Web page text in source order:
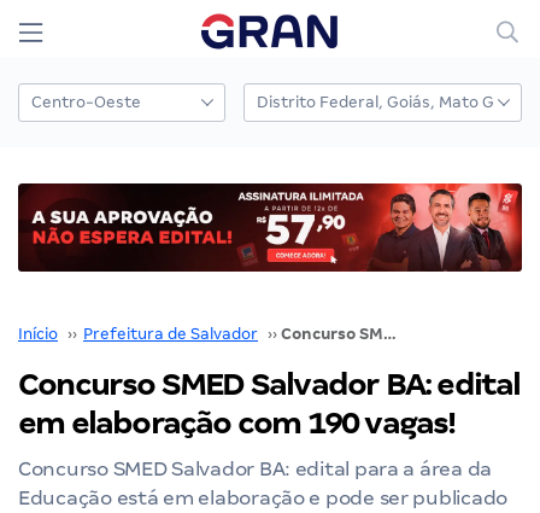
Início ›› Prefeitura de Salvador ›› Concurso SMED Salvador BA: edital em elaboração com 190 vagas!
Concurso SMED Salvador BA: edital
em elaboração com 190 vagas!
Concurso SMED Salvador BA: edital para a área da
Educação está em elaboração e pode ser publicado